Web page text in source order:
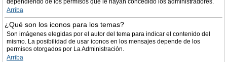
dependiendo de los permisos que le hayan concedido los administradores.
Arriba
¿Qué son los iconos para los temas?
Son imágenes elegidas por el autor del tema para indicar el contenido del
mismo. La posibilidad de usar iconos en los mensajes depende de los
permisos otorgados por La Administración.
Arriba